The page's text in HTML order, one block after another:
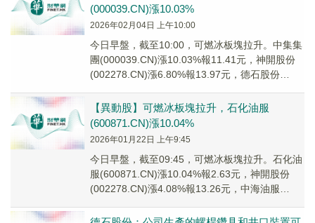
(000039.CN)漲10.03%
2026年02月04日 上午10:00
今日早盤，截至10:00，可燃冰板塊拉升。中集集
團(000039.CN)漲10.03%報11.41元，神開股份
(002278.CN)漲6.80%報13.97元，德石股份
【異動股】可燃冰板塊拉升，石化油服
(600871.CN)漲10.04%
2026年01月22日 上午9:45
今日早盤，截至09:45，可燃冰板塊拉升。石化油
服(600871.CN)漲10.04%報2.63元，神開股份
(002278.CN)漲4.08%報13.26元，中海油服